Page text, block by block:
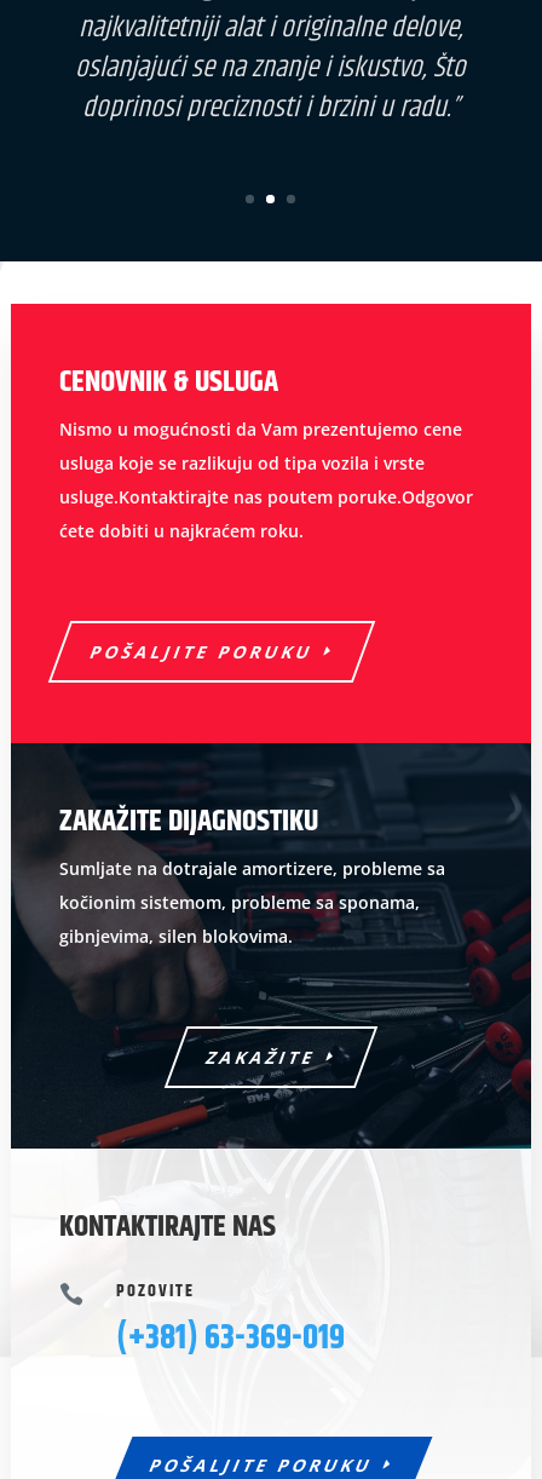
“Naše dugogodišnje iskustvo u radu sa
motornim vozilima omogućilo nam je
konkurentnu poziciju “
CENOVNIK & USLUGA
Nismo u mogućnosti da Vam prezentujemo cene
usluga koje se razlikuju od tipa vozila i vrste
usluge.Kontaktirajte nas poutem poruke.Odgovor
ćete dobiti u najkraćem roku.
POŠALJITE PORUKU
ZAKAŽITE DIJAGNOSTIKU
Sumljate na dotrajale amortizere, probleme sa
kočionim sistemom, probleme sa sponama,
gibnjevima, silen blokovima.
ZAKAŽITE
KONTAKTIRAJTE NAS
 POZOVITE
(+381) 63-369-019
POŠALJITE PORUKU